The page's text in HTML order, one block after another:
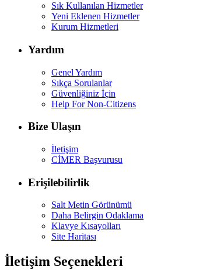
Sık Kullanılan Hizmetler
Yeni Eklenen Hizmetler
Kurum Hizmetleri
Yardım
Genel Yardım
Sıkça Sorulanlar
Güvenliğiniz İçin
Help For Non-Citizens
Bize Ulaşın
İletişim
CİMER Başvurusu
Erişilebilirlik
Salt Metin Görünümü
Daha Belirgin Odaklama
Klavye Kısayolları
Site Haritası
İletişim Seçenekleri